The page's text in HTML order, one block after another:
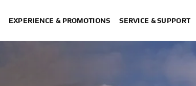
EXPERIENCE & PROMOTIONS SERVICE & SUPPORT